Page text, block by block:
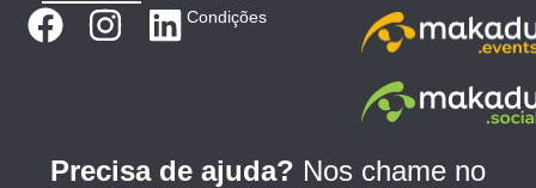
F
b
I
a
L
e
Condições
Precisa de ajuda? Nos chame no